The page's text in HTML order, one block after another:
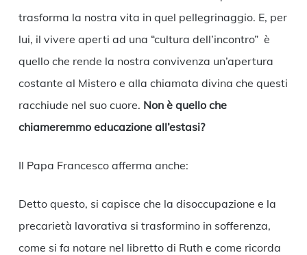
trasforma la nostra vita in quel pellegrinaggio. E, per
lui, il vivere aperti ad una “cultura dell’incontro” è
quello che rende la nostra convivenza un’apertura
costante al Mistero e alla chiamata divina che questi
racchiude nel suo cuore. Non è quello che
chiameremmo educazione all’estasi?
Il Papa Francesco afferma anche:
Detto questo, si capisce che la disoccupazione e la
precarietà lavorativa si trasformino in sofferenza,
come si fa notare nel libretto di Ruth e come ricorda